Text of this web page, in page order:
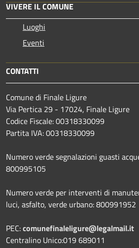
VIVERE IL COMUNE
Luoghi
Eventi
CONTATTI
Comune di Finale Ligure
Via Pertica 29 - 17024, Finale Ligure
Codice Fiscale: 00318330099
Partita IVA: 00318330099
Numero verde segnalazioni guasti
800995105
Numero verde per interventi di
luci, asfalto, verde urbano: 800991952
PEC:comunefinaleligure@legalmail.it
Centralino Unico:019 689011